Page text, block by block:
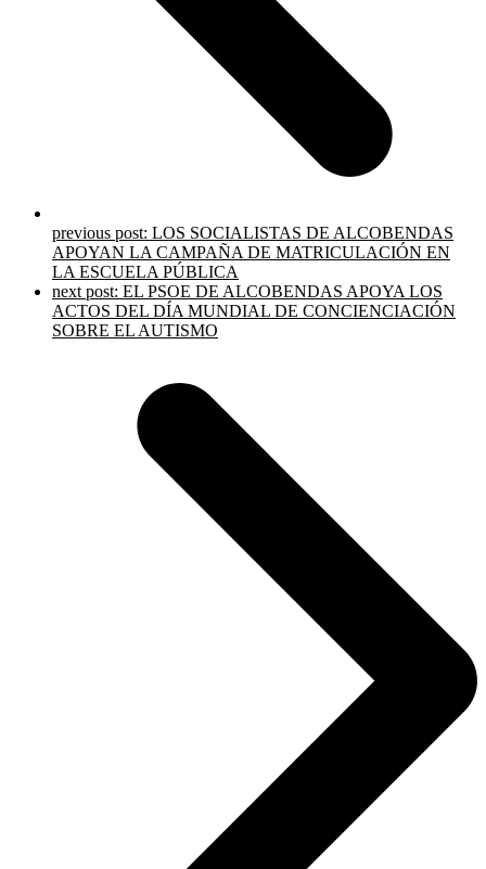
previous post: LOS SOCIALISTAS DE ALCOBENDAS
APOYAN LA CAMPAÑA DE MATRICULACIÓN EN
LA ESCUELA PÚBLICA
next post: EL PSOE DE ALCOBENDAS APOYA LOS
ACTOS DEL DÍA MUNDIAL DE CONCIENCIACIÓN
SOBRE EL AUTISMO